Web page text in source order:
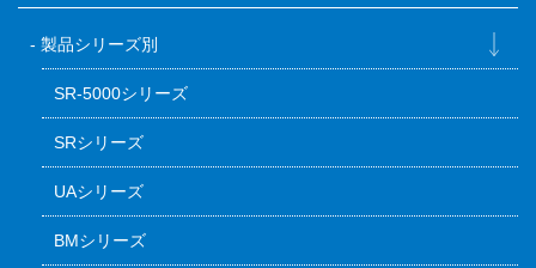
製品シリーズ別
SR-5000シリーズ
SRシリーズ
UAシリーズ
BMシリーズ